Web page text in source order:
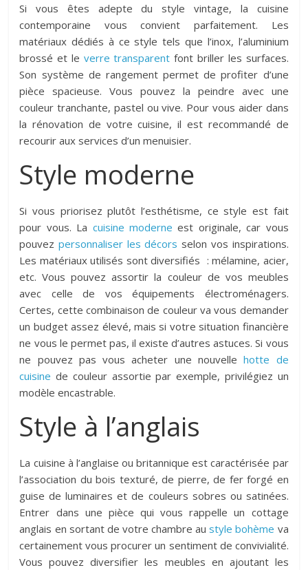
Si vous êtes adepte du style vintage, la cuisine
contemporaine vous convient parfaitement. Les
matériaux dédiés à ce style tels que l’inox, l’aluminium
brossé et le verre transparent font briller les surfaces.
Son système de rangement permet de profiter d’une
pièce spacieuse. Vous pouvez la peindre avec une
couleur tranchante, pastel ou vive. Pour vous aider dans
la rénovation de votre cuisine, il est recommandé de
recourir aux services d’un menuisier.
Style moderne
Si vous priorisez plutôt l’esthétisme, ce style est fait
pour vous. La cuisine moderne est originale, car vous
pouvezpersonnaliser les décors selon vos inspirations.
Les matériaux utilisés sont diversifiés : mélamine, acier,
etc. Vous pouvez assortir la couleur de vos meubles
avec celle de vos équipements électroménagers.
Certes, cette combinaison de couleur va vous demander
un budget assez élevé, mais si votre situation financière
ne vous le permet pas, il existe d’autres astuces. Si vous
ne pouvez pas vous acheter une nouvellehotte de
cuisine de couleur assortie par exemple, privilégiez un
modèle encastrable.
Style à l’anglais
La cuisine à l’anglaise ou britannique est caractérisée par
l’association du bois texturé, de pierre, de fer forgé en
guise de luminaires et de couleurs sobres ou satinées.
Entrer dans une pièce qui vous rappelle un cottage
anglais en sortant de votre chambre austyle bohème va
certainement vous procurer un sentiment de convivialité.
Vous pouvez diversifier les meubles en ajoutant les